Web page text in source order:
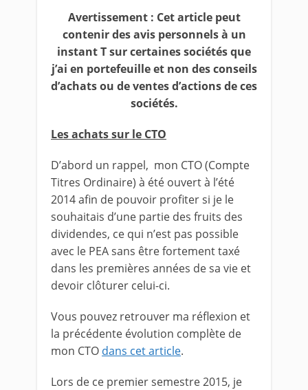
Avertissement : Cet article peut
contenir des avis personnels à un
instant T sur certaines sociétés que
j’ai en portefeuille et non des conseils
d’achats ou de ventes d’actions de ces
sociétés.
Les achats sur le CTO
D’abord un rappel, mon CTO (Compte
Titres Ordinaire) à été ouvert à l’été
2014 afin de pouvoir profiter si je le
souhaitais d’une partie des fruits des
dividendes, ce qui n’est pas possible
avec le PEA sans être fortement taxé
dans les premières années de sa vie et
devoir clôturer celui-ci.
Vous pouvez retrouver ma réflexion et
la précédente évolution complète de
mon CTO dans cet article.
Lors de ce premier semestre 2015, je